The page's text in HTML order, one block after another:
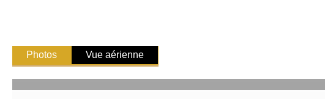
Photos Vue aérienne